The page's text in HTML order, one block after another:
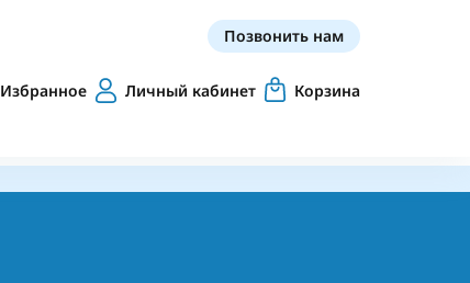
Позвонить нам
Избранное Личный кабинет Корзина